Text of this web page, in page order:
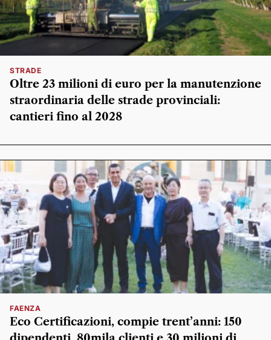
STRADE
Oltre 23 milioni di euro per la manutenzione
straordinaria delle strade provinciali:
cantieri fino al 2028
FAENZA
Eco Certificazioni, compie trent’anni: 150